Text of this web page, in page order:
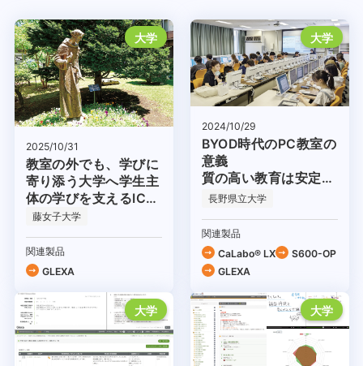
大学
2025/10/31
教室の外でも、学びに
寄り添う大学へ学生主
体の学びを支えるICT
環境
藤女子大学
関連製品
GLEXA
大学
2024/10/29
BYOD時代のPC教室の
意義
質の高い教育は安定的
な環境から
長野県立大学
関連製品
CaLabo® LX
S600-OP
GLEXA
大学 大学